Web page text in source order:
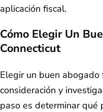
aplicación fiscal.
Cómo Elegir Un
Connecticut
Elegir un buen abogado
consideración y
paso es determinar qué